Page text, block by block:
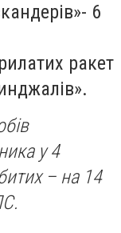
6
ракет
у 4
– на 14